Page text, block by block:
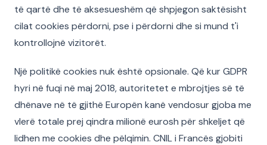
të qartë dhe të aksesueshëm që shpjegon saktësisht
cilat cookies përdorni, pse i përdorni dhe si mund t'i
kontrollojnë vizitorët.
Një politikë cookies nuk është opsionale. Që kur GDPR
hyri në fuqi në maj 2018, autoritetet e mbrojtjes së të
dhënave në të gjithë Europën kanë vendosur gjoba me
vlerë totale prej qindra milionë eurosh për shkeljet që
lidhen me cookies dhe pëlqimin. CNIL i Francës gjobiti